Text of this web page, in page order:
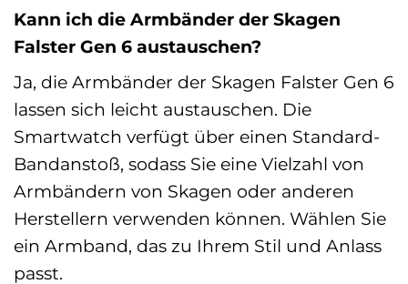
Kann ich die Armbänder der Skagen
Falster Gen 6 austauschen?
Ja, die Armbänder der Skagen Falster Gen 6
lassen sich leicht austauschen. Die
Smartwatch verfügt über einen Standard-
Bandanstoß, sodass Sie eine Vielzahl von
Armbändern von Skagen oder anderen
Herstellern verwenden können. Wählen Sie
ein Armband, das zu Ihrem Stil und Anlass
passt.